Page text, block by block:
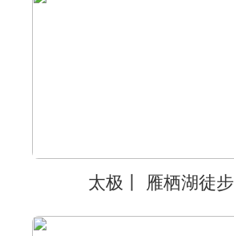
太极丨 雁栖湖徒步